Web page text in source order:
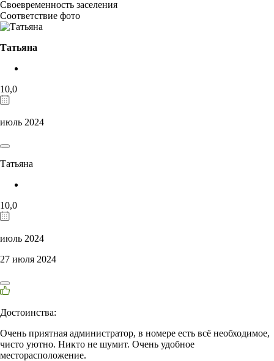
Своевременность заселения
Соответствие фото
Татьяна
10,0
июль 2024
Татьяна
10,0
июль 2024
27 июля 2024
Достоинства:
Очень приятная администратор, в номере есть всё необходимое,
чисто уютно. Никто не шумит. Очень удобное
месторасположение.